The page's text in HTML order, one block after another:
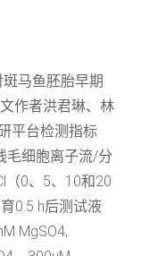
马鱼胚胎早期
作者洪君琳、林
平台检测指标
毛细胞离子流/分
（0、5、10和20
0.5 h后测试液
MgSO4,